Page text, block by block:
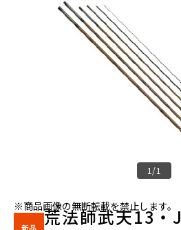
1/1
※商品画像の無断転載を禁止します。
荒法師武天13・J